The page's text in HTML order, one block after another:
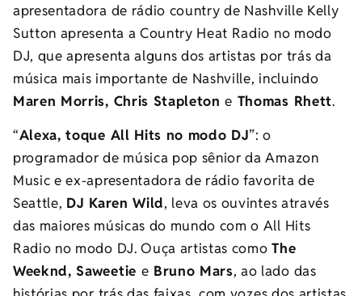
apresentadora de rádio country de Nashville Kelly
Sutton apresenta a Country Heat Radio no modo
DJ, que apresenta alguns dos artistas por trás da
música mais importante de Nashville, incluindo
Maren Morris, Chris Stapletone Thomas Rhett.
“Alexa, toque All Hits no modo DJ”: o
programador de música pop sênior da Amazon
Music e ex-apresentadora de rádio favorita de
Seattle, DJ Karen Wild, leva os ouvintes através
das maiores músicas do mundo com o All Hits
Radio no modo DJ. Ouça artistas comoThe
Weeknd, Saweetie e Bruno Mars, ao lado das